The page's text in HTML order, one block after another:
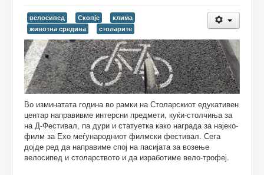
велосипед Скопје
клима
животна средина
столарите
Во изминатата година во рамки на Столарскиот едукативен
центар направивме интерсни предмети, куќи-столчиња за
на Д-Фестивал, па дури и статуетка како награда за најеко-
филм за Ехо меѓународниот филмски фестивал. Сега
дојде ред да направиме спој на пасијата за возење
велосипед и столарството и да изработиме вело-трофеј.